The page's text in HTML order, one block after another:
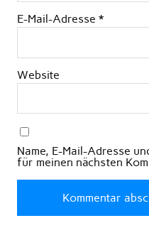
E-Mail-Adresse *
Website
Name, E-Mail-Adresse
für meinen nächsten